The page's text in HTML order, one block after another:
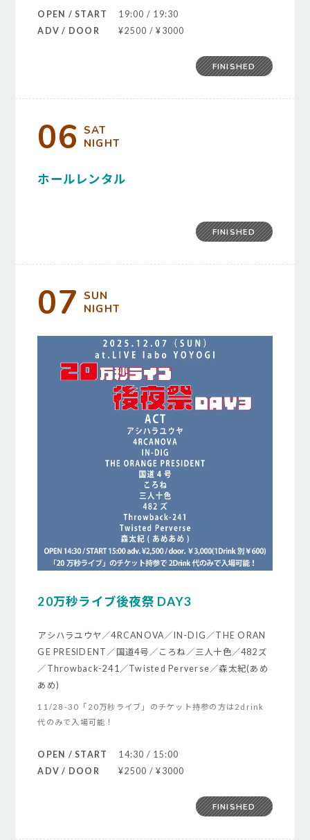
OPEN / START
19:00 / 19:30
ADV / DOOR
¥2500 / ¥3000
FINISHED
06 SAT
NIGHT
ホールレンタル
FINISHED
07 SUN
NIGHT
20万秒ライブ後夜祭 DAY3
アシハラユウヤ／4RCANOVA／IN-DIG／THE ORAN
GE PRESIDENT／国道4号／ころね／三人十色／482ズ
／Throwback-241／Twisted Perverse／森太紀(あめ
あめ)
11/28-30「20万秒ライブ」のチケット持参の方は2drink
代のみで入場可能！
OPEN / START
14:30 / 15:00
ADV / DOOR
¥2500 / ¥3000
FINISHED